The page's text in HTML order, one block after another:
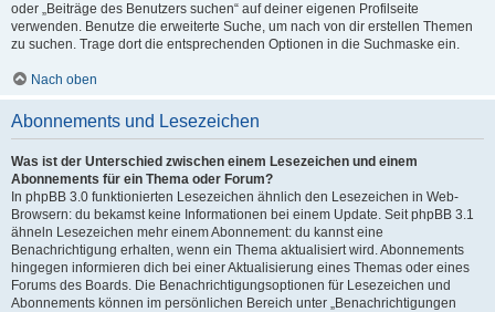
oder „Beiträge des Benutzers suchen“ auf deiner eigenen Profilseite
verwenden. Benutze die erweiterte Suche, um nach von dir erstellen Themen
zu suchen. Trage dort die entsprechenden Optionen in die Suchmaske ein.
Nach oben
Abonnements und Lesezeichen
Was ist der Unterschied zwischen einem Lesezeichen und einem
Abonnements für ein Thema oder Forum?
In phpBB 3.0 funktionierten Lesezeichen ähnlich den Lesezeichen in Web-
Browsern: du bekamst keine Informationen bei einem Update. Seit phpBB 3.1
ähneln Lesezeichen mehr einem Abonnement: du kannst eine
Benachrichtigung erhalten, wenn ein Thema aktualisiert wird. Abonnements
hingegen informieren dich bei einer Aktualisierung eines Themas oder eines
Forums des Boards. Die Benachrichtigungsoptionen für Lesezeichen und
Abonnements können im persönlichen Bereich unter „Benachrichtigungen